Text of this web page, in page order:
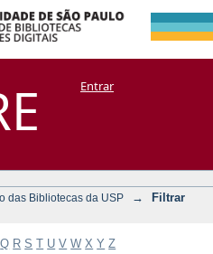
por:
+ CoriscoEntrar
das Bibliotecas da USP →
Filtrar
Q R S T U V W X Y Z